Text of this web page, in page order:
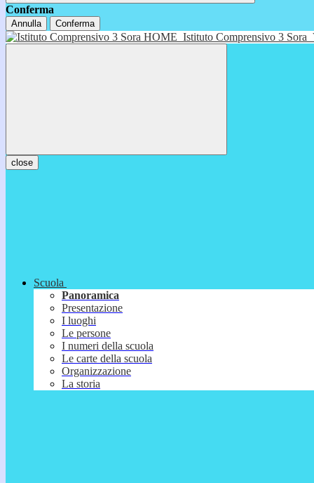
Conferma
Annulla Conferma
HOME Istituto Comprensivo 3 Sora
close
Scuola
Panoramica
Presentazione
I luoghi
Le persone
I numeri della scuola
Le carte della scuola
Organizzazione
La storia